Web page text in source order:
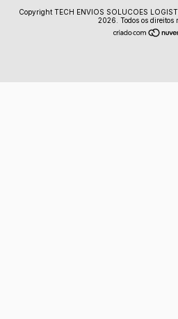
Copyright TECH ENVIOS SOLUCOES
2026. Todos os direitos